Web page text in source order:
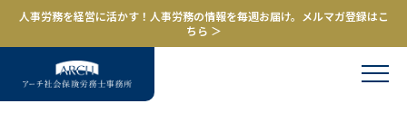
人事労務を経営に活かす！人事労務の情報を毎週お届け。メルマガ登録はこ
ちら ＞